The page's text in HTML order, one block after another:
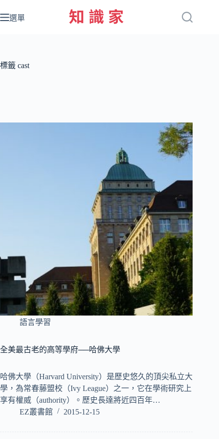
至
容
選單
標籤 cast
語言學習
全美最古老的高等學府──哈佛大學
哈佛大學（Harvard University）是歷史悠久的頂尖私立大
學，為常春藤盟校（Ivy League）之一，它在學術研究上
享有權威（authority）。歷史長達將近四百年…
EZ叢書館
2015-12-15